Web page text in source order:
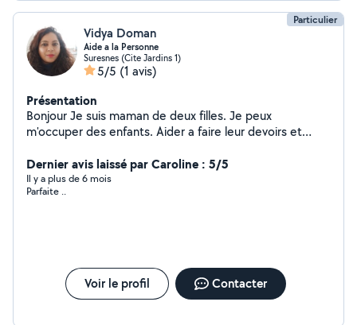
Particulier
Vidya Doman
Aide a la Personne
Suresnes (Cite Jardins 1)
5/5 (1 avis)
Présentation
Bonjour Je suis maman de deux filles. Je peux
m'occuper des enfants. Aider a faire leur devoirs et
personnes ages les occuper dans leur quotidien sorties
a faire a manger courses ,medicaments de jour comme
de nuit.Je fais aussi du babysitting de jour comme de
Dernier avis laissé par Caroline : 5/5
Il y a plus de 6 mois
Parfaite ..
Voir le profil Contacter